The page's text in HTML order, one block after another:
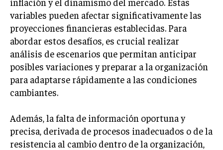
variables pueden afectar significativamente las
proyecciones financieras establecidas. Para
abordar estos desafíos, es crucial realizar
análisis de escenarios que permitan anticipar
posibles variaciones y preparar a la organización
para adaptarse rápidamente a las condiciones
cambiantes.
Además, la falta de información oportuna y
precisa, derivada de procesos inadecuados o de la
resistencia al cambio dentro de la organización,